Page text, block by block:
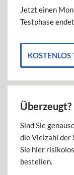
Jetzt einen
Testphase
KOSTENLOS
Überzeugt?
Sind Sie
die Vielzahl der
Sie hier
bestellen.